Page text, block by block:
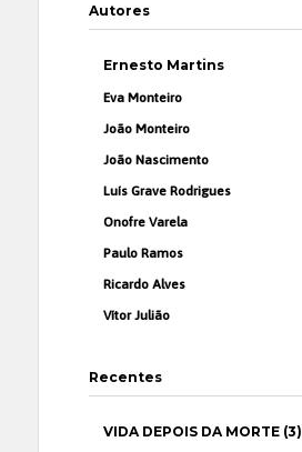
Autores
Ernesto Martins
Eva Monteiro
João Monteiro
João Nascimento
Luís Grave Rodrigues
Onofre Varela
Paulo Ramos
Ricardo Alves
Vítor Julião
Recentes
VIDA DEPOIS DA MORTE (3)